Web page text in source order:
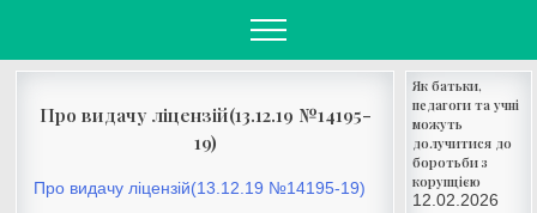
Про видачу ліцензій(13.12.19 №14195-
19)
Про видачу ліцензій(13.12.19 №14195-19)
Як батьки,
педагоги та учні
можуть
долучитися до
боротьби з
корупцією
12.02.2026